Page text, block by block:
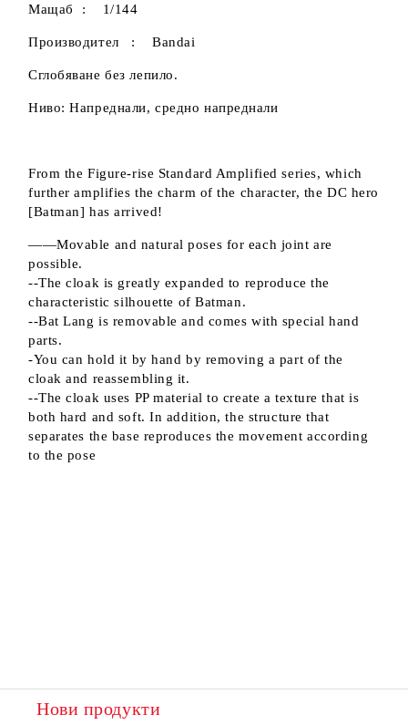
Мащаб : 1/144
Производител : Bandai
Сглобяване без лепило.
Ниво: Напреднали, средно напреднали
From the Figure-rise Standard Amplified series, which
further amplifies the charm of the character, the DC hero
[Batman] has arrived!
――Movable and natural poses for each joint are
possible.
--The cloak is greatly expanded to reproduce the
characteristic silhouette of Batman.
--Bat Lang is removable and comes with special hand
parts.
-You can hold it by hand by removing a part of the
cloak and reassembling it.
--The cloak uses PP material to create a texture that is
both hard and soft. In addition, the structure that
separates the base reproduces the movement according
to the pose
Нови продукти